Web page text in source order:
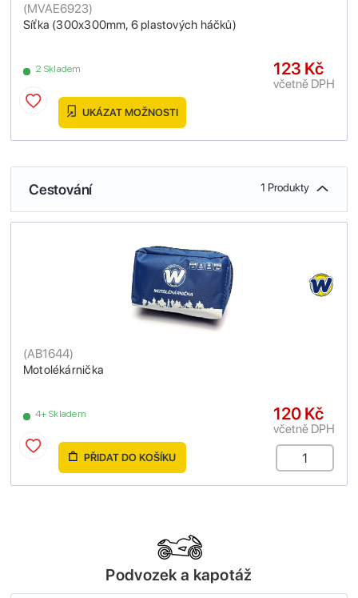
Síťka (300x300mm, 6 plastových háčků)
(MVAE6923)
2 Skladem 123 Kč
včetně DPH
UKÁZAT MOŽNOSTI
Cestování 1 Produkty
Motolékárnička
(AB1644)
4+ Skladem 120 Kč
včetně DPH
PŘIDAT DO KOŠÍKU
Podvozek a kapotáž